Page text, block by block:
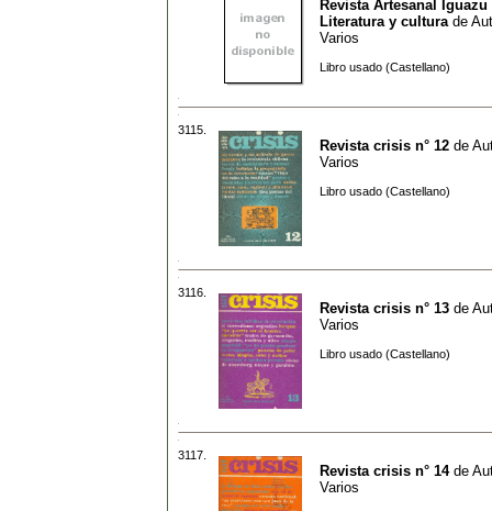
Revista Artesanal Iguazu
Literatura y cultura de
Varios
Libro usado (Castellano)
3115.
Revista crisis n° 12 de
Varios
Libro usado (Castellano)
3116.
Revista crisis n° 13 de
Varios
Libro usado (Castellano)
3117.
Revista crisis n° 14de
Varios